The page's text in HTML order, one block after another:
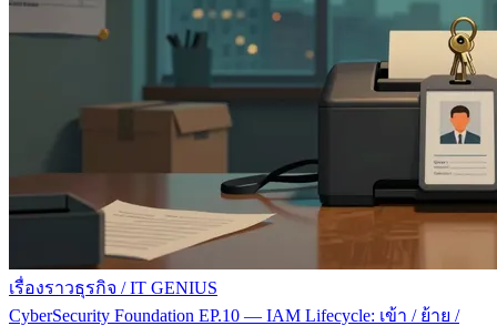
เรื่องราวธุรกิจ / IT GENIUS
CyberSecurity Foundation EP.10 — IAM Lifecycle: เข้า / ย้าย /